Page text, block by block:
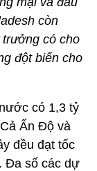
còn
có cho
đột biến cho
có 1,3 tỷ
Ấn Độ và
đều đạt tốc
Đa số các dự